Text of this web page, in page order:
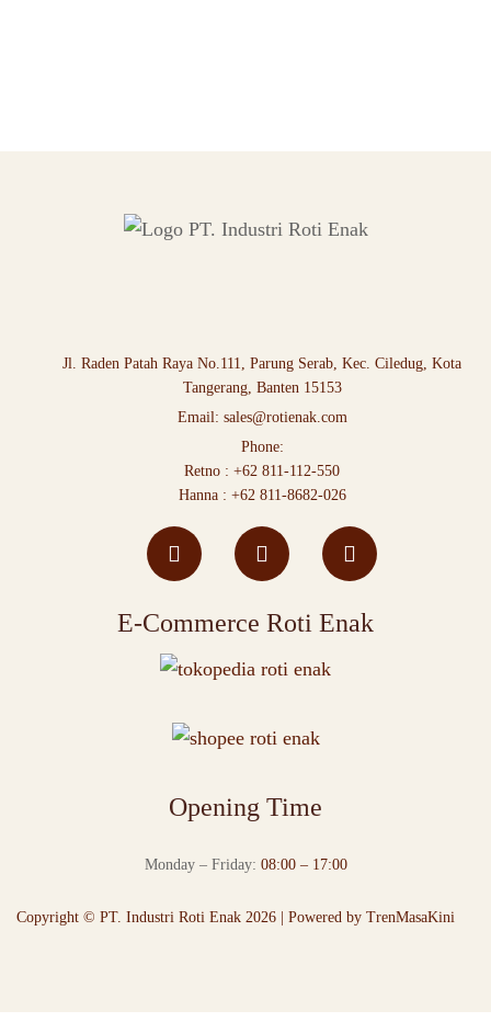
Jl. Raden Patah Raya No.111, Parung Serab, Kec. Ciledug, Kota
Tangerang, Banten 15153
Email: sales@rotienak.com
Phone:
Retno : +62 811-112-550
Hanna : +62 811-8682-026
E-Commerce Roti Enak
Opening Time
Monday – Friday: 08:00 – 17:00
Copyright © PT. Industri Roti Enak 2026 | Powered by TrenMasaKini